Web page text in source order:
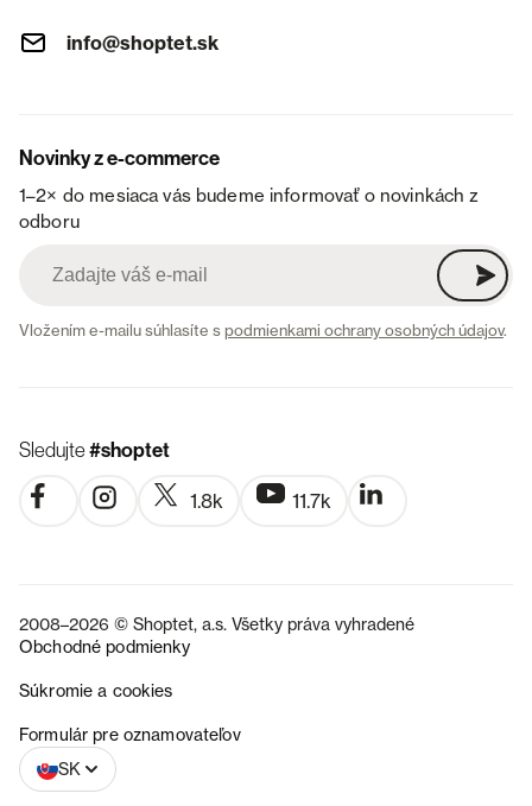
info@shoptet.sk
Novinky z e-commerce
1–2× do mesiaca vás budeme informovať o novinkách z
odboru
Vložením e-mailu súhlasíte spodmienkami ochrany osobných údajov.
Sledujte#shoptet
1.8k 11.7k
2008–2026 © Shoptet, a.s. Všetky práva vyhradené
Obchodné podmienky
Súkromie a cookies
Formulár pre oznamovateľov
SK